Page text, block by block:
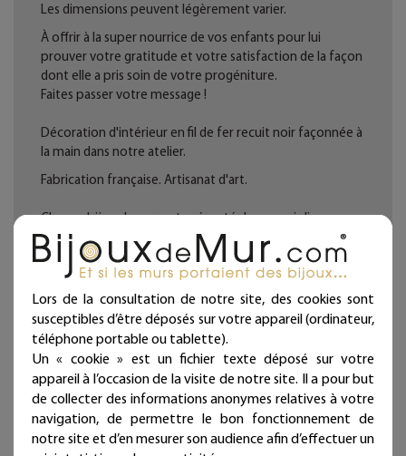
Les dimensions peuvent légèrement varier.
À offrir à la super nourrice de vos enfants pour lui
prouver votre gratitude et votre satisfaction de la façon
dont elle a pris soin de votre progéniture.
Faites passer votre message !
Décoration d'intérieur en fil de fer recuit noir façonnée à
la main dans notre atelier.
Fabrication française. Artisanat d'art.
Chaque bijou de mur est présenté dans une jolie
pochette prête à offrir et qui atteste sa fabrication
artisanale et française !
Deux à trois punaises fournies par lignes (noir mat
diamètre 11 mm, longueur 11 mm).
Ces articles sont réservés à la décoration d'intérieur.
Tous les Bijoux de Mur sont traités anticorrosion.
Les commandes sont expédiées sous deux jours ouvrés.
Mieux qu'un sticker ou un autocollant, nos écritures en fil
Lors de la consultation de notre site, des cookies sont
susceptibles d’être déposés sur votre appareil (ordinateur,
téléphone portable ou tablette).
Un « cookie » est un fichier texte déposé sur votre
appareil à l’occasion de la visite de notre site. Il a pour but
de collecter des informations anonymes relatives à votre
navigation, de permettre le bon fonctionnement de
notre site et d’en mesurer son audience afin d’effectuer un